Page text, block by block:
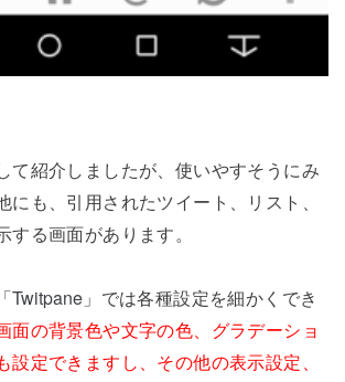
て紹介しましたが、使いやすそうにみ
にも、引用されたツイート、リスト、
する画面があります。
Twitpane 」では各種設定を細かくでき
面の背景色や文字の色、グラデーショ
設定できますし、その他の表示設定、